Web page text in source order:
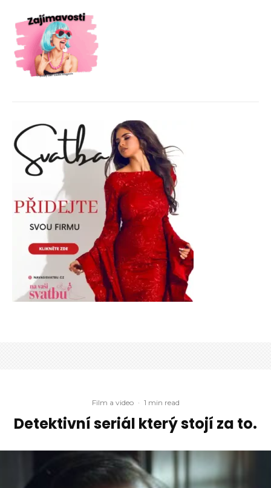
Film a video · 1 min read
Detektivní seriál který stojí za to.